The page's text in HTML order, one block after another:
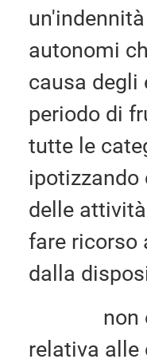
autonomi
causa degli
periodo di
tutte le
ipotizzando
delle
fare ricorso
dalla
non è
relativa alle